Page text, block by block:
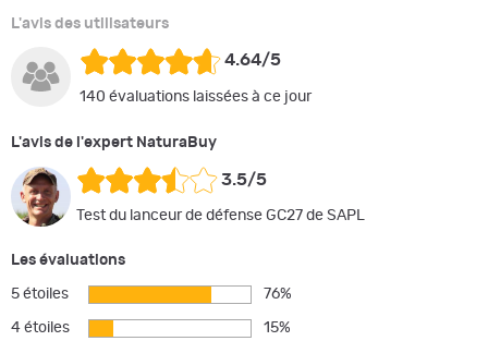
L'avis des utilisateurs
4.64/5
140 évaluations laissées à ce jour
L'avis de l'expert NaturaBuy
3.5/5
Test du lanceur de défense GC27 de SAPL
Les évaluations
5 étoiles 76%
4 étoiles 15%